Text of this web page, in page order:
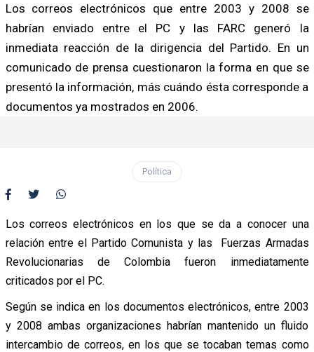
Los correos electrónicos que entre 2003 y 2008 se
habrían enviado entre el PC y las FARC generó la
inmediata reacción de la dirigencia del Partido. En un
comunicado de prensa cuestionaron la forma en que se
presentó la información, más cuándo ésta corresponde a
documentos ya mostrados en 2006.
Política
Los correos electrónicos en los que se da a conocer una
relación entre el Partido Comunista y las Fuerzas Armadas
Revolucionarias de Colombia fueron inmediatamente
criticados por el PC.
Según se indica en los documentos electrónicos, entre 2003
y 2008 ambas organizaciones habrían mantenido un fluido
intercambio de correos, en los que se tocaban temas como